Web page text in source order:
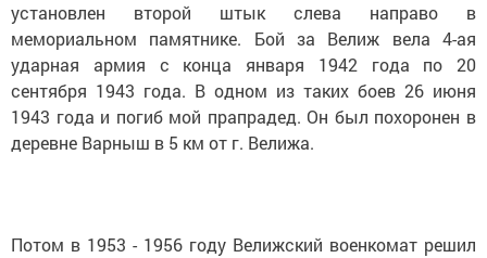
установлен второй штык слева направо в
мемориальном памятнике. Бой за Велиж вела 4-ая
ударная армия с конца января 1942 года по 20
сентября 1943 года. В одном из таких боев 26 июня
1943 года и погиб мой прапрадед. Он был похоронен в
деревне Варныш в 5 км от г. Велижа.
Потом в 1953 - 1956 году Велижский военкомат решил